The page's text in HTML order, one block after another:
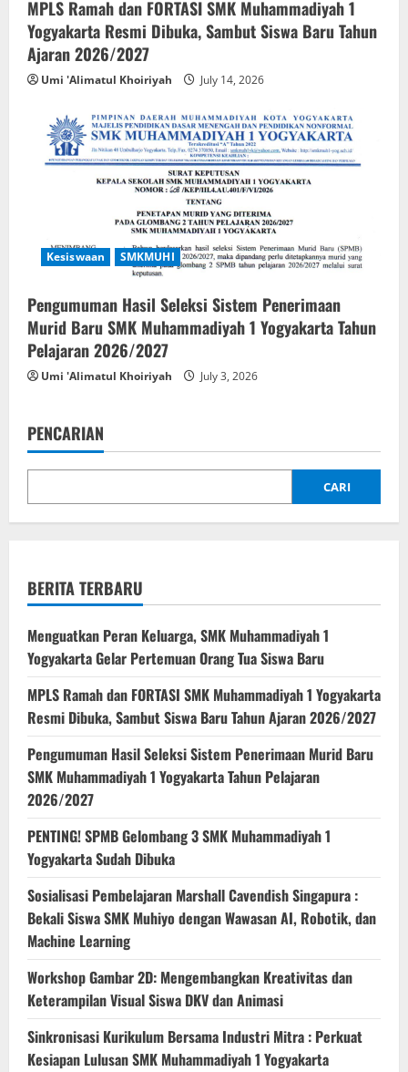
MPLS Ramah dan FORTASI SMK Muhammadiyah 1
Yogyakarta Resmi Dibuka, Sambut Siswa Baru Tahun
Ajaran 2026/2027
Umi 'Alimatul Khoiriyah July 14, 2026
Kesiswaan SMKMUHI
Pengumuman Hasil Seleksi Sistem Penerimaan
Murid Baru SMK Muhammadiyah 1 Yogyakarta Tahun
Pelajaran 2026/2027
Umi 'Alimatul Khoiriyah July 3, 2026
PENCARIAN
CARI
BERITA TERBARU
Menguatkan Peran Keluarga, SMK Muhammadiyah 1
Yogyakarta Gelar Pertemuan Orang Tua Siswa Baru
MPLS Ramah dan FORTASI SMK Muhammadiyah 1 Yogyakarta
Resmi Dibuka, Sambut Siswa Baru Tahun Ajaran 2026/2027
Pengumuman Hasil Seleksi Sistem Penerimaan Murid Baru
SMK Muhammadiyah 1 Yogyakarta Tahun Pelajaran
2026/2027
PENTING! SPMB Gelombang 3 SMK Muhammadiyah 1
Yogyakarta Sudah Dibuka
Sosialisasi Pembelajaran Marshall Cavendish Singapura :
Bekali Siswa SMK Muhiyo dengan Wawasan AI, Robotik, dan
Machine Learning
Workshop Gambar 2D: Mengembangkan Kreativitas dan
Keterampilan Visual Siswa DKV dan Animasi
Sinkronisasi Kurikulum Bersama Industri Mitra : Perkuat
Kesiapan Lulusan SMK Muhammadiyah 1 Yogyakarta